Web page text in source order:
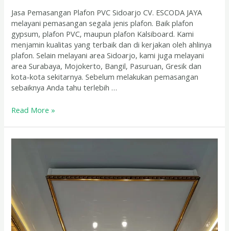
Jasa Pemasangan Plafon PVC Sidoarjo CV. ESCODA JAYA
melayani pemasangan segala jenis plafon. Baik plafon
gypsum, plafon PVC, maupun plafon Kalsiboard. Kami
menjamin kualitas yang terbaik dan di kerjakan oleh ahlinya
plafon. Selain melayani area Sidoarjo, kami juga melayani
area Surabaya, Mojokerto, Bangil, Pasuruan, Gresik dan
kota-kota sekitarnya. Sebelum melakukan pemasangan
sebaiknya Anda tahu terlebih …
Read More »
Surabaya